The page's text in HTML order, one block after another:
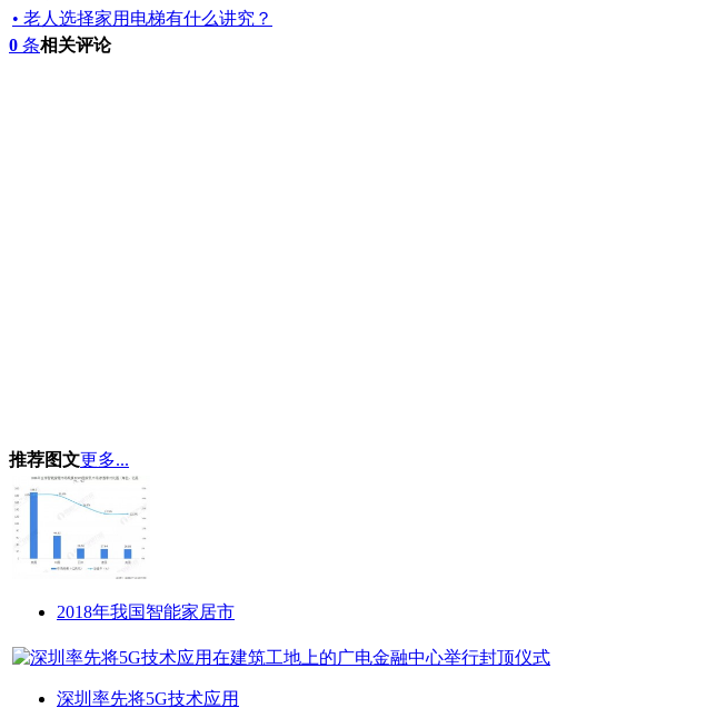
• 老人选择家用电梯有什么讲究？
0 条相关评论
推荐图文更多...
2018年我国智能家居市
深圳率先将5G技术应用